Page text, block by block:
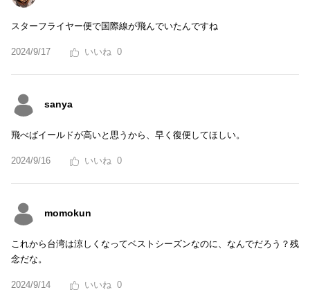
スターフライヤー便で国際線が飛んでいたんですね
2024/9/17 0
sanya
飛べばイールドが高いと思うから、早く復便してほしい。
2024/9/16 0
momokun
これから台湾は涼しくなってベストシーズンなのに、なんでだろう？残
念だな。
2024/9/14 0